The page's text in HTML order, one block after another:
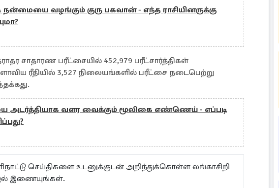
நன்மையை வழங்கும் குரு பகவான் - எந்த ராசியினருக்கு
சாதாரண பரீட்சையில் 452,979 பரீட்சார்த்திகள்
ரீதியில் 3,527 நிலையங்களில் பரீட்சை நடைபெற்று
அடர்த்தியாக வளர வைக்கும் மூலிகை எண்ணெய் - எப்படி
செய்திகளை உடனுக்குடன் அறிந்துக்கொள்ள லங்காசிறி
இணையுங்கள்.